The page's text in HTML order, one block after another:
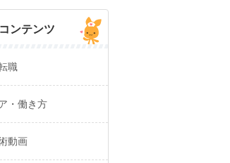
ンテンツ
職
・働き方
動画